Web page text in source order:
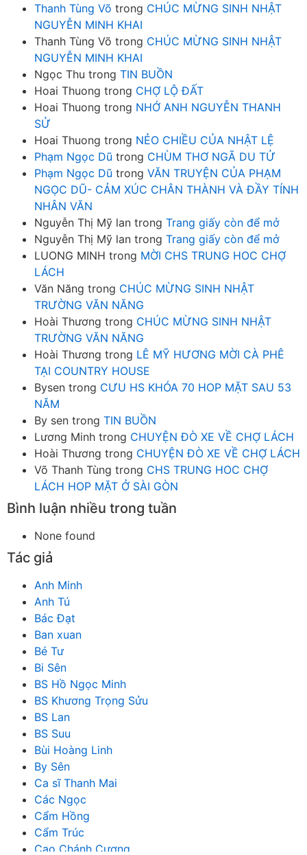
Thanh Tùng Võ trong CHÚC MỪNG SINH NHẬT
NGUYỄN MINH KHAI
Thanh Tùng Võ trong CHÚC MỪNG SINH NHẬT
NGUYỄN MINH KHAI
Ngọc Thu trong TIN BUỒN
Hoai Thuong trong CHỢ LỘ ĐẤT
Hoai Thuong trong NHỚ ANH NGUYỄN THANH
SỬ
Hoai Thuong trong NẺO CHIỀU CỦA NHẬT LỆ
Phạm Ngọc Dũ trong CHÙM THƠ NGÃ DU TỬ
Phạm Ngọc Dũ trong VĂN TRUYỆN CỦA PHẠM
NGỌC DŨ- CẢM XÚC CHÂN THÀNH VÀ ĐẦY TÍNH
NHÂN VĂN
Nguyễn Thị Mỹ lan trong Trang giấy còn để mở
Nguyễn Thị Mỹ lan trong Trang giấy còn để mở
LUONG MINH trong MỜI CHS TRUNG HOC CHỢ
LÁCH
Văn Năng trong CHÚC MỪNG SINH NHẬT
TRƯỜNG VĂN NĂNG
Hoài Thương trong CHÚC MỪNG SINH NHẬT
TRƯỜNG VĂN NĂNG
Hoài Thương trong LÊ MỸ HƯƠNG MỜI CÀ PHÊ
TẠI COUNTRY HOUSE
Bysen trong CƯU HS KHÓA 70 HOP MẶT SAU 53
NĂM
By sen trong TIN BUỒN
Lương Minh trong CHUYỆN ĐÒ XE VỀ CHỢ LÁCH
Hoài Thương trong CHUYỆN ĐÒ XE VỀ CHỢ LÁCH
Võ Thanh Tùng trong CHS TRUNG HOC CHỢ
LÁCH HOP MẶT Ở SÀI GÒN
Bình luận nhiều trong tuần
None found
Tác giả
Anh Minh
Anh Tú
Bác Đạt
Ban xuan
Bé Tư
Bi Sên
BS Hồ Ngọc Minh
BS Khương Trọng Sửu
BS Lan
BS Suu
Bùi Hoàng Linh
By Sên
Ca sĩ Thanh Mai
Các Ngọc
Cẩm Hồng
Cẩm Trúc
Cao Chánh Cương